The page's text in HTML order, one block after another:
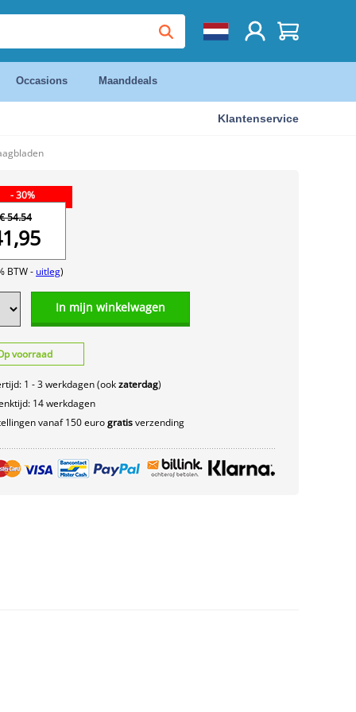
Occasions Maanddeals
Klantenservice
- 30%
€ 54.54
BTW - uitleg)
In mijn winkelwagen
voorraad
1 - 3 werkdagen (ookzaterdag)
14 werkdagen
vanaf 150 eurogratisverzending